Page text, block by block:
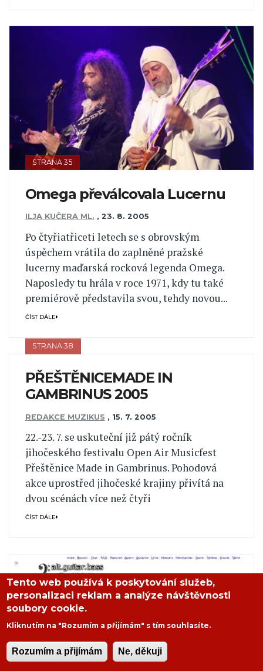
STRANA 35
Omega převálcovala Lucernu
ILJA KUČERA ML. , 23. 8. 2005
Po čtyřiatřiceti letech se s obrovským
úspěchem vrátila do zaplněné pražské
lucerny maďarská rocková legenda Omega.
Naposledy tu hrála v roce 1971, kdy tu také
premiérově představila svou, tehdy novou...
ČÍST DÁLE
STRANA 38
PŘEŠTĚNICEMADE IN
GAMBRINUS 2005
REDAKCE MUZIKUS , 15. 7. 2005
22.-23. 7. se uskuteční již pátý ročník
jihočeského festivalu Open Air Musicfest
Přeštěnice Made in Gambrinus. Pohodová
akce uprostřed jihočeské krajiny přivítá na
dvou scénách více než čtyři
ČÍST DÁLE
Tento web používá k poskytování služeb,
personalizaci reklam a analýze návštěvnosti
soubory cookie.
Kliknutím na "Rozumím a přijímám" s tím souhlasíte.
Rozumím a přijímám Ne, děkuji